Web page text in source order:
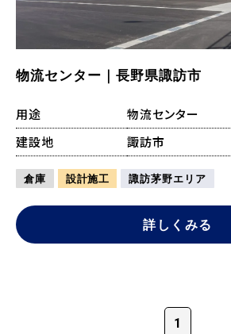
物流センター｜長野県諏訪市
用途
物流センター
建設地
諏訪市
倉庫 設計施工 諏訪茅野エリア
詳しくみる
1